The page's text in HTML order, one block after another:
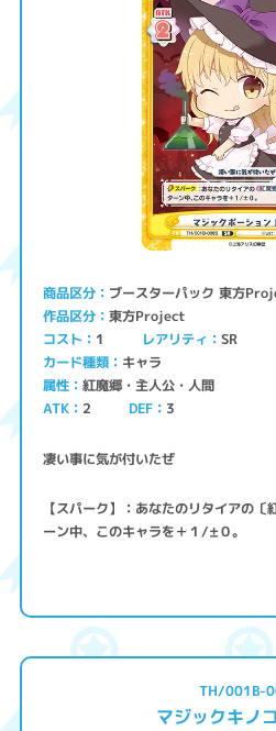
商品区分 ブースターパック 東方
作品区分 東方Project
コスト 1 レアリティ SR
カード種類 キャラ
属性 紅魔郷・主人公・人間
ATK 2 DEF 3
凄い事に気が付いたぜ
【スパーク】：あなたのリタイアの
ーン中、このキャラを＋１/±０。
TH/001B-
マジックキノ